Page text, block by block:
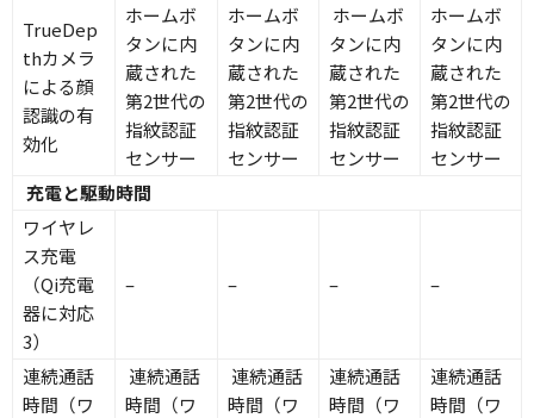
TrueDep
thカメラ
による顔
認識の有
効化
ホームボ
タンに内
蔵された
第2世代の
指紋認証
センサー
ホームボ
タンに内
蔵された
第2世代の
指紋認証
センサー
ホームボ
タンに内
蔵された
第2世代の
指紋認証
センサー
ホームボ
タンに内
蔵された
第2世代の
指紋認証
センサー
充電と駆動時間
ワイヤレ
ス充電
（Qi充電
器に対応
3）
– – – –
連続通話
時間（ワ
連続通話
時間（ワ
連続通話
時間（ワ
連続通話
時間（ワ
連続通話
時間（ワ